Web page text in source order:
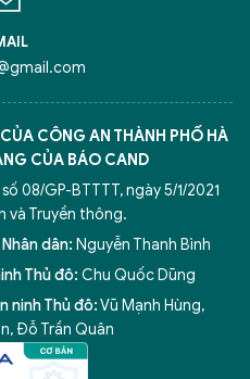
CÔNG AN THÀNH PHỐ HÀ
CỦA BÁO CAND
08/GP-BTTTT, ngày 5/1/2021
và Truyền thông.
dân: Nguyễn Thanh Bình
Thủ đô: Chu Quốc Dũng
ninh Thủ đô:Vũ Mạnh Hùng,
, Đỗ Trần Quân
giải pháp xử lý điểm nghẽn của